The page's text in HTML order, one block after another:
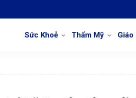
Sức Khoẻ Thẩm Mỹ Giáo